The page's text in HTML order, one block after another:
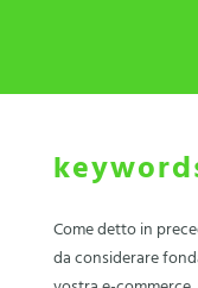
Come detto in
da considerare